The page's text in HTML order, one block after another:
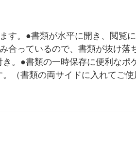
す。●書類が水平に開き、閲覧
合っているので、書類が抜け落
。●書類の一時保存に便利な
（書類の両サイドに入れてご